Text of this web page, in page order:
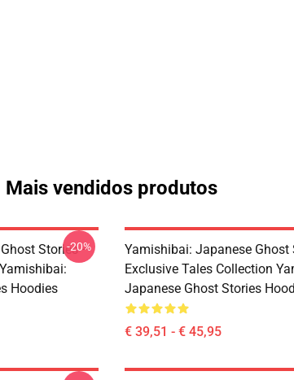
Mais vendidos produtos
Stories –
Hoodies
-20%
Yamishibai: Japanese Ghost
Exclusive Tales Collection
Japanese Ghost Stories
€ 39,51 - € 45,95